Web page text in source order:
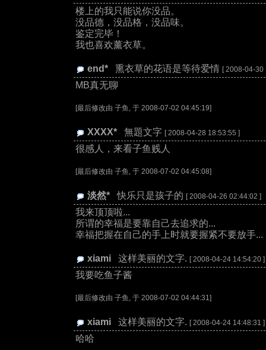
楼上的我只能说你没品。
没品德，没品格，没品味。
鉴定完毕！
我也喜欢薰衣草。
end*: 熏衣草的花语是等待爱情 [ 2008-04-30
MB真无聊
[最后修改由 子鱼, 于 2008-07-02 04:45:19]
XXXX*: 無題文字 [ 2008-04-28 18:53:55 ]
很感人，来看子鱼贱人
[最后修改由 子鱼, 于 2008-07-02 04:45:08]
淡然*:快乐只是孩子的 [ 2008-04-26 02:44:02 ]
我来顶顶啦...
所谓的幸福是要靠自己去追求的...
幸福把握在自己的手上时就要握紧不要放手...
xiami: 这样美丽的文字. [ 2008-04-24 14:54:20 ]
我要吃鱼子酱
[最后修改由 子鱼, 于 2008-07-02 04:44:31]
xiami: 这样美丽的文字. [ 2008-04-24 14:48:31 ]
哈哈